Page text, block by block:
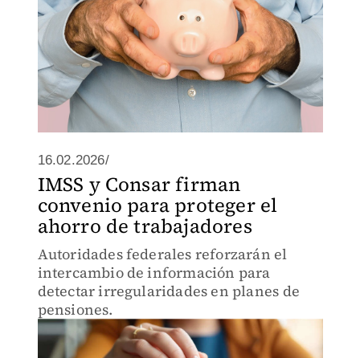
16.02.2026/
IMSS y Consar firman
convenio para proteger el
ahorro de trabajadores
Autoridades federales reforzarán el
intercambio de información para
detectar irregularidades en planes de
pensiones.